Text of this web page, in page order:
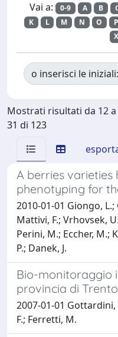
Vai a: 0-9 A B
K
L M N O P
X
o inserisci le iniziali:
Mostrati risultati da 12 a
31 di 123
A berries varieties
phenotyping for
2010-01-01 Giongo,
Mattivi, F.; Vrhovsek,
Perini, M.; Eccher, M.;
P.; Danek, J.
Bio-monitoraggio
provincia di Trento
2007-01-01
F.; Ferretti, M.